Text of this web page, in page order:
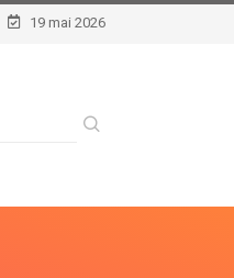
19 mai 2026